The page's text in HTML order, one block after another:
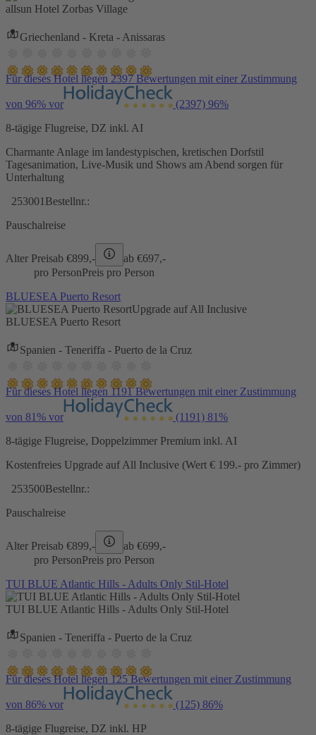
allsun Hotel Zorbas Village
Griechenland - Kreta - Anissaras
Für dieses Hotel liegen 2397 Bewertungen mit einer Zustimmung
von 96% vor (2397) 96%
8-tägige Flugreise, DZ inkl. AI
Charmante Anlage im landestypischen, kretischen Dorfstil
Tagesanimation, Live-Musik und Shows am Abend sorgen für
Unterhaltung
253001 Bestellnr.:
Pauschalreise
Alter Preisab €899,- ab €697,-
pro PersonPreis pro Person
BLUESEA Puerto Resort
Upgrade auf All Inclusive
BLUESEA Puerto Resort
Spanien - Teneriffa - Puerto de la Cruz
Für dieses Hotel liegen 1191 Bewertungen mit einer Zustimmung
von 81% vor (1191) 81%
8-tägige Flugreise, Doppelzimmer Premium inkl. AI
Kostenfreies Upgrade auf All Inclusive (Wert € 199.- pro Zimmer)
253500Bestellnr.:
Pauschalreise
Alter Preisab €899,- ab €699,-
pro PersonPreis pro Person
TUI BLUE Atlantic Hills - Adults Only Stil-Hotel
TUI BLUE Atlantic Hills - Adults Only Stil-Hotel
Spanien - Teneriffa - Puerto de la Cruz
Für dieses Hotel liegen 125 Bewertungen mit einer Zustimmung
von 86% vor (125) 86%
8-tägige Flugreise, DZ inkl. HP